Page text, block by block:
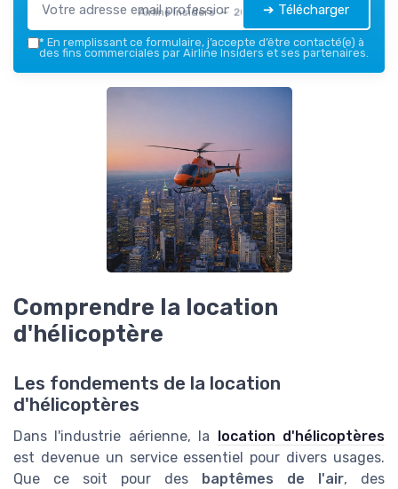
Airline Insiders — 2026 ➔ Télécharger
* En remplissant ce formulaire, j’accepte d’être contacté(e) à
des fins commerciales par Airline Insiders et ses partenaires.
Comprendre la location
d'hélicoptère
Les fondements de la location
d'hélicoptères
Dans l'industrie aérienne, la location d'hélicoptères
est devenue un service essentiel pour divers usages.
Que ce soit pour des baptêmes de l'air, des